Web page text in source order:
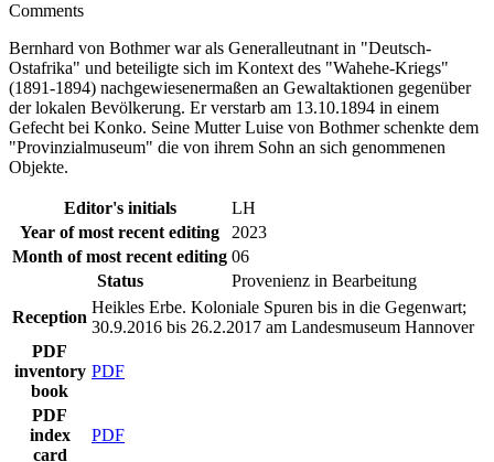
Comments
Bernhard von Bothmer war als Generalleutnant in "Deutsch-
Ostafrika" und beteiligte sich im Kontext des "Wahehe-Kriegs"
(1891-1894) nachgewiesenermaßen an Gewaltaktionen gegenüber
der lokalen Bevölkerung. Er verstarb am 13.10.1894 in einem
Gefecht bei Konko. Seine Mutter Luise von Bothmer schenkte dem
"Provinzialmuseum" die von ihrem Sohn an sich genommenen
Objekte.
Editor's initials
LH
Year of most recent editing
2023
Month of most recent editing 06
Status
Provenienz in Bearbeitung
Reception
Heikles Erbe. Koloniale Spuren bis in die Gegenwart;
30.9.2016 bis 26.2.2017 am Landesmuseum Hannover
PDF
inventory
book
PDF
PDF
index
card
PDF